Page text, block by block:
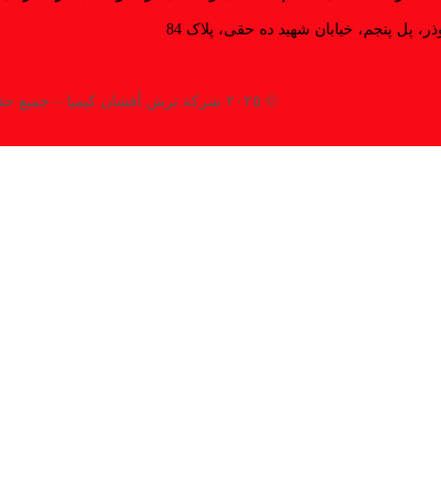
پل پنجم، خیابان شهید ده حقی، پلاک 84
© ٢٠٢٥ شركة ترش أفشان كيميا – جميع حقوق هذا الموقع محفوظة.